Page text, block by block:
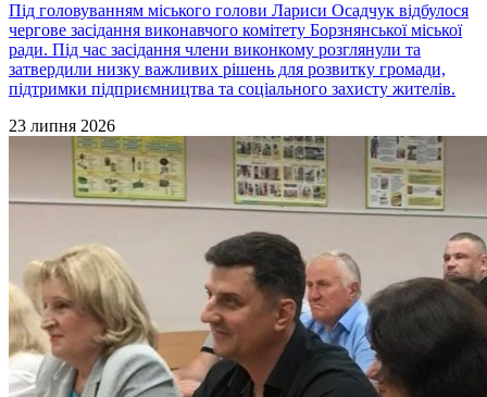
Під головуванням міського голови Лариси Осадчук відбулося
чергове засідання виконавчого комітету Борзнянської міської
ради. Під час засідання члени виконкому розглянули та
затвердили низку важливих рішень для розвитку громади,
підтримки підприємництва та соціального захисту жителів.
23 липня 2026